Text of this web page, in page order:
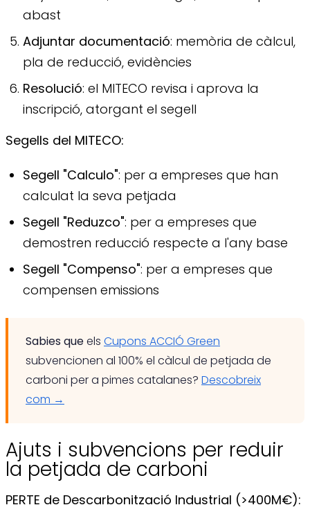
abast
Adjuntar documentació: memòria de càlcul,
pla de reducció, evidències
Resolució: el MITECO revisa i aprova la
inscripció, atorgant el segell
Segells del MITECO:
Segell "Calculo": per a empreses que han
calculat la seva petjada
Segell "Reduzco": per a empreses que
demostren reducció respecte a l'any base
Segell "Compenso": per a empreses que
compensen emissions
Sabies queels Cupons ACCIÓ Green
subvencionen al 100% el càlcul de petjada de
carboni per a pimes catalanes? Descobreix
com →
Ajuts i subvencions per reduir
la petjada de carboni
PERTE de Descarbonització Industrial (>400M€):